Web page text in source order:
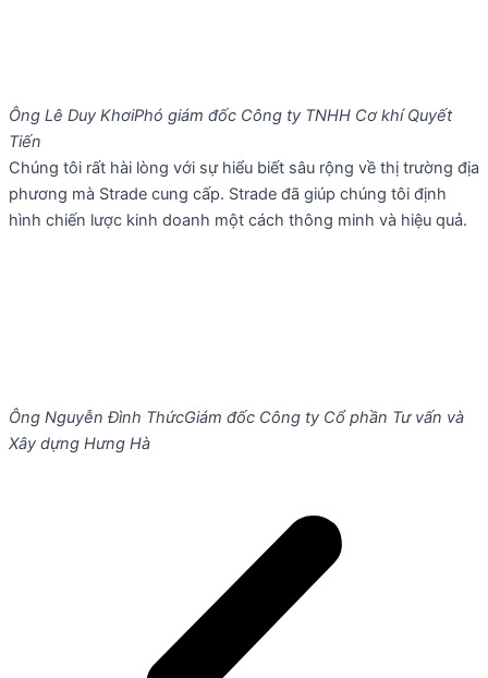
Ông Lê Duy KhơiPhó giám đốc Công ty TNHH Cơ khí Quyết
Tiến
Chúng tôi rất hài lòng với sự hiểu biết sâu rộng về thị trường địa
phương mà Strade cung cấp. Strade đã giúp chúng tôi định
hình chiến lược kinh doanh một cách thông minh và hiệu quả.
Ông Nguyễn Đình ThứcGiám đốc Công ty Cổ phần Tư vấn và
Xây dựng Hưng Hà